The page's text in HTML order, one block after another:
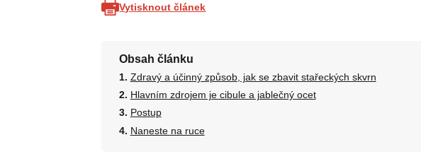
Vytisknout článek
Obsah článku
Zdravý a účinný způsob, jak se zbavit stařeckých skvrn
Hlavním zdrojem je cibule a jablečný ocet
Postup
Naneste na ruce